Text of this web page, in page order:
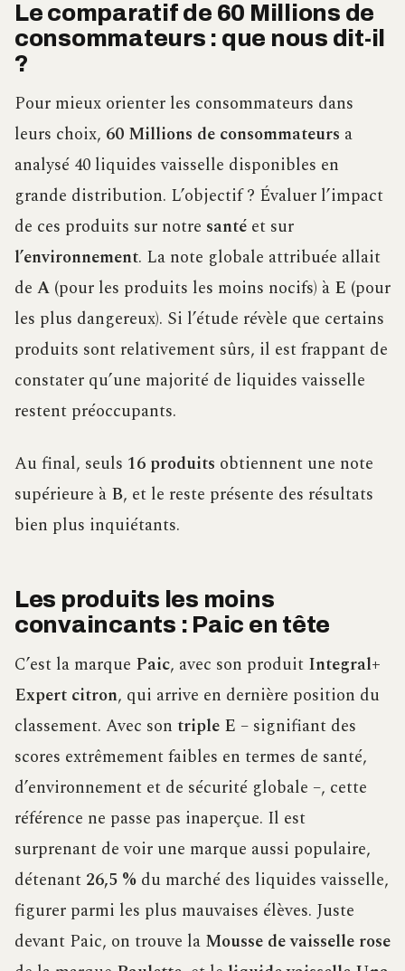
Le comparatif de 60 Millions de
consommateurs : que nous dit-il
?
Pour mieux orienter les consommateurs dans
leurs choix, 60 Millions de consommateurs a
analysé 40 liquides vaisselle disponibles en
grande distribution. L’objectif ? Évaluer l’impact
de ces produits sur notre santé et sur
l’environnement. La note globale attribuée allait
de A (pour les produits les moins nocifs) à E (pour
les plus dangereux). Si l’étude révèle que certains
produits sont relativement sûrs, il est frappant de
constater qu’une majorité de liquides vaisselle
restent préoccupants.
Au final, seuls 16 produits obtiennent une note
supérieure à B, et le reste présente des résultats
bien plus inquiétants.
Les produits les moins
convaincants : Paic en tête
C’est la marque Paic, avec son produit Integral+
Expert citron, qui arrive en dernière position du
classement. Avec son triple E – signifiant des
scores extrêmement faibles en termes de santé,
d’environnement et de sécurité globale –, cette
référence ne passe pas inaperçue. Il est
surprenant de voir une marque aussi populaire,
détenant 26,5 % du marché des liquides vaisselle,
figurer parmi les plus mauvaises élèves. Juste
devant Paic, on trouve la Mousse de vaisselle rose